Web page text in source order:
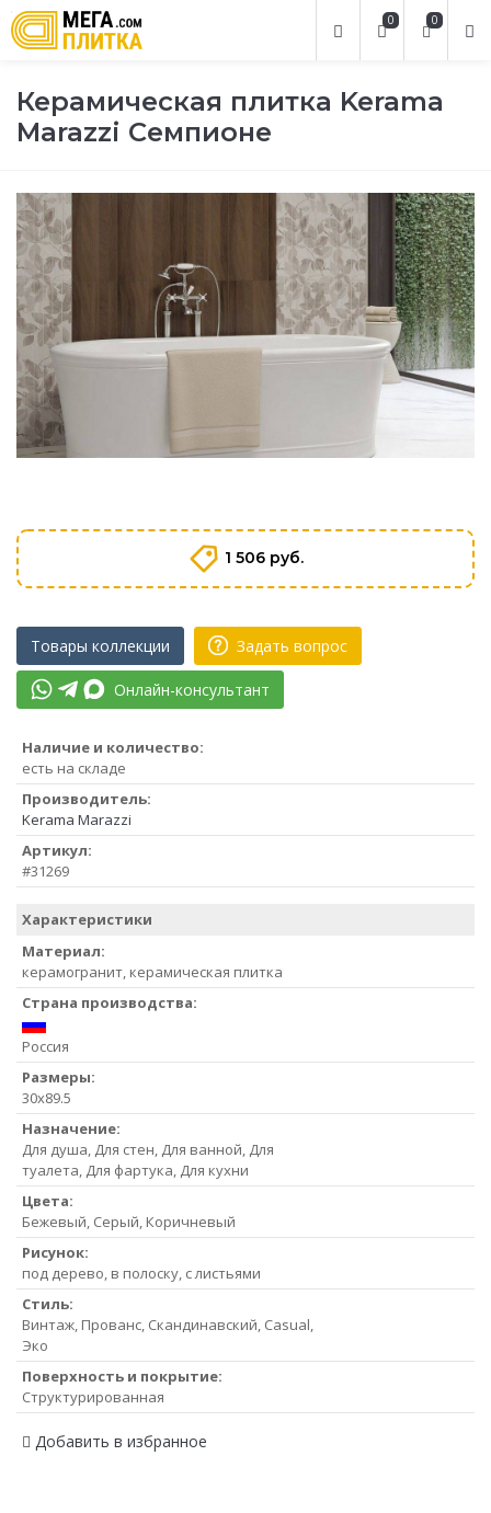
0
0
Керамическая плитка Kerama
Marazzi Семпионе
1 506 руб.
Товары коллекции Задать вопрос
Онлайн-консультант
Наличие и количество:
есть на складе
Производитель:
Kerama Marazzi
Артикул:
#31269
Характеристики
Материал:
керамогранит, керамическая плитка
Страна производства:
Россия
Размеры:
30x89.5
Назначение:
Для душа, Для стен, Для ванной, Для
туалета, Для фартука, Для кухни
Цвета:
Бежевый, Серый, Коричневый
Рисунок:
под дерево, в полоску, с листьями
Стиль:
Винтаж, Прованс, Скандинавский, Casual,
Эко
Поверхность и покрытие:
Структурированная
Добавить в избранное